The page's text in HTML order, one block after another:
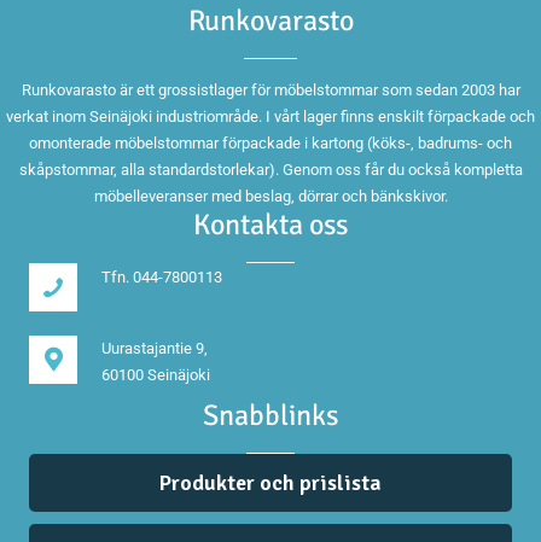
Runkovarasto
Runkovarasto är ett grossistlager för möbelstommar som sedan 2003 har
verkat inom Seinäjoki industriområde. I vårt lager finns enskilt förpackade och
omonterade möbelstommar förpackade i kartong (köks-, badrums- och
skåpstommar, alla standardstorlekar). Genom oss får du också kompletta
möbelleveranser med beslag, dörrar och bänkskivor.
Kontakta oss
Tfn. 044-7800113
Uurastajantie 9,
60100 Seinäjoki
Snabblinks
Produkter och prislista